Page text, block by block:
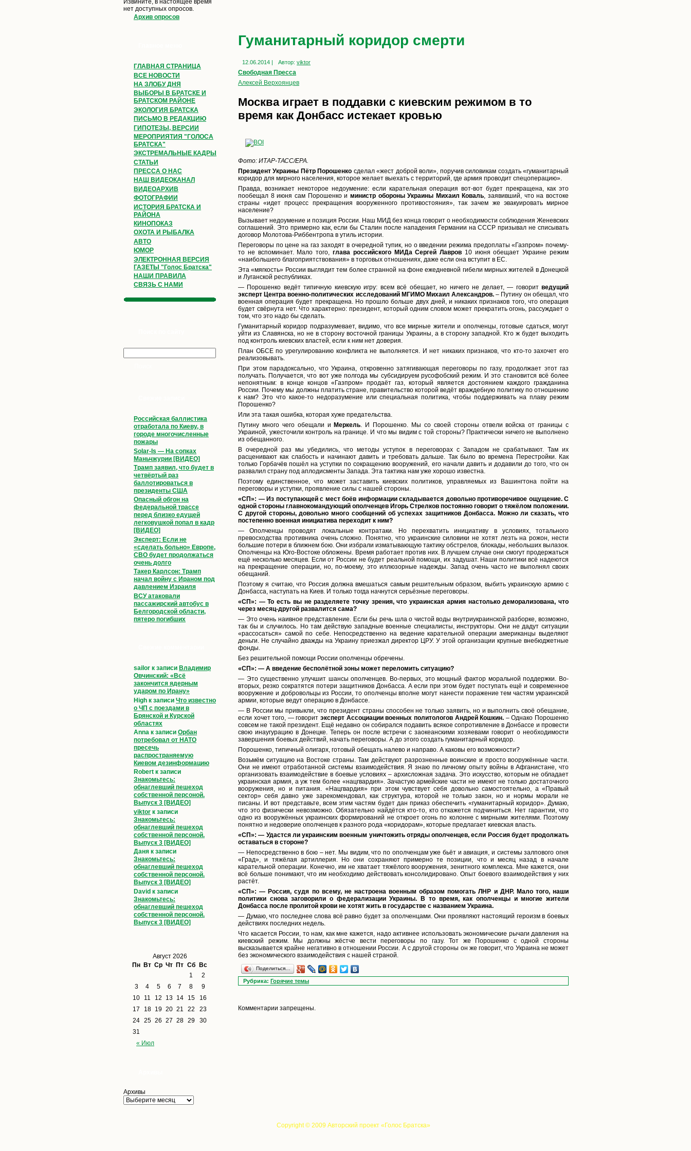
Извините, в настоящее время
нет доступных опросов.
Архив опросов
ГЛАВНАЯ СТРАНИЦА
ВСЕ НОВОСТИ
НА ЗЛОБУ ДНЯ
ВЫБОРЫ В БРАТСКЕ И
БРАТСКОМ РАЙОНЕ
ЭКОЛОГИЯ БРАТСКА
ПИСЬМО В РЕДАКЦИЮ
ГИПОТЕЗЫ, ВЕРСИИ
МЕРОПРИЯТИЯ "ГОЛОСА
БРАТСКА"
ЭКСТРЕМАЛЬНЫЕ КАДРЫ
СТАТЬИ
ПРЕССА О НАС
НАШ ВИДЕОКАНАЛ
ВИДЕОАРХИВ
ФОТОГРАФИИ
ИСТОРИЯ БРАТСКА И
РАЙОНА
КИНОПОКАЗ
ОХОТА И РЫБАЛКА
АВТО
ЮМОР
ЭЛЕКТРОННАЯ ВЕРСИЯ
ГАЗЕТЫ "Голос Братска"
НАШИ ПРАВИЛА
СВЯЗЬ С НАМИ
Российская баллистика
отработала по Киеву, в
городе многочисленные
пожары
Solar-Is — На сопках
Маньчжурии [ВИДЕО]
Трамп заявил, что будет в
четвёртый раз
баллотироваться в
президенты США
Опасный обгон на
федеральной трассе
перед близко едущей
легковушкой попал в кадр
[ВИДЕО]
Эксперт: Если не
«сделать больно» Европе,
СВО будет продолжаться
очень долго
Такер Карлсон: Трамп
начал войну с Ираном под
давлением Израиля
ВСУ атаковали
пассажирский автобус в
Белгородской области,
пятеро погибших
sailor к записи Владимир
Овчинский: «Всё
закончится ядерным
ударом по Ирану»
High к записи Что известно
о ЧП с поездами в
Брянской и Курской
областях
Anna к записи Орбан
потребовал от НАТО
пресечь
распространяемую
Киевом дезинформацию
Robert к записи
Знакомьтесь:
обнаглевший пешеход
собственной персоной.
Выпуск 3 [ВИДЕО]
viktor к записи
Знакомьтесь:
обнаглевший пешеход
собственной персоной.
Выпуск 3 [ВИДЕО]
Даня к записи
Знакомьтесь:
обнаглевший пешеход
собственной персоной.
Выпуск 3 [ВИДЕО]
David к записи
Знакомьтесь:
обнаглевший пешеход
собственной персоной.
Выпуск 3 [ВИДЕО]
Август 2026
Пн Вт Ср Чт Пт Сб Вс
« Июл
1
2
3
4 5 6 7 8
9
10
11 12 13 14 15
16
17
18 19 20 21 22
23
24 25 26 27 28 29
30
31
Архивы
Гуманитарный коридор смерти
12.06.2014 | Автор: viktor
Свободная Пресса
Алексей Верхоянцев
Москва играет в поддавки с киевским режимом в то
время как Донбасс истекает кровью
Фото: ИТАР-ТАСС/EPA.
Президент Украины Пётр Порошенко сделал «жест доброй воли», поручив силовикам создать «гуманитарный
коридор для мирного населения, которое желает выехать с территорий, где армия проводит спецоперацию».
Правда, возникает некоторое недоумение: если карательная операция вот-вот будет прекращена, как это
пообещал 8 июня сам Порошенко и министр обороны Украины Михаил Коваль, заявивший, что на востоке
страны «идет процесс прекращения вооруженного противостояния», так зачем же эвакуировать мирное
население?
Вызывает недоумение и позиция России. Наш МИД без конца говорит о необходимости соблюдения Женевских
соглашений. Это примерно как, если бы Сталин после нападения Германии на СССР призывал не списывать
договор Молотова-Риббентропа в утиль истории.
Переговоры по цене на газ заходят в очередной тупик, но о введении режима предоплаты «Газпром» почему-
то не вспоминает. Мало того, глава российского МИДа Сергей Лавров 10 июня обещает Украине режим
«наибольшего благоприятствования» в торговых отношениях, даже если она вступит в ЕС.
Эта «мягкость» России выглядит тем более странной на фоне ежедневной гибели мирных жителей в Донецкой
и Луганской республиках.
— Порошенко ведёт типичную киевскую игру: всем всё обещает, но ничего не делает, — говорит ведущий
эксперт Центра военно-политических исследований МГИМО Михаил Александров. – Путину он обещал, что
военная операция будет прекращена. Но прошло больше двух дней, и никаких признаков того, что операция
будет свёрнута нет. Что характерно: президент, который одним словом может прекратить огонь, рассуждает о
том, что это надо бы сделать.
Гуманитарный коридор подразумевает, видимо, что все мирные жители и ополченцы, готовые сдаться, могут
уйти из Славянска, но не в сторону восточной границы Украины, а в сторону западной. Кто ж будет выходить
под контроль киевских властей, если к ним нет доверия.
План ОБСЕ по урегулированию конфликта не выполняется. И нет никаких признаков, что кто-то захочет его
реализовывать.
При этом парадоксально, что Украина, откровенно затягивающая переговоры по газу, продолжает этот газ
получать. Получается, что вот уже полгода мы субсидируем русофобский режим. И это становится всё более
непонятным: в конце концов «Газпром» продаёт газ, который является достоянием каждого гражданина
России. Почему мы должны платить стране, правительство которой ведёт враждебную политику по отношению
к нам? Это что какое-то недоразумение или специальная политика, чтобы поддерживать на плаву режим
Порошенко?
Или эта такая ошибка, которая хуже предательства.
Путину много чего обещали и Меркель. И Порошенко. Мы со своей стороны отвели войска от границы с
Украиной, ужесточили контроль на границе. И что мы видим с той стороны? Практически ничего не выполнено
из обещанного.
В очередной раз мы убедились, что методы уступок в переговорах с Западом не срабатывают. Там их
расценивают как слабость и начинают давить и требовать дальше. Так было во времена Перестройки. Как
только Горбачёв пошёл на уступки по сокращению вооружений, его начали давить и додавили до того, что он
развалил страну под аплодисменты Запада. Эта тактика нам уже хорошо известна.
Поэтому единственное, что может заставить киевских политиков, управляемых из Вашингтона пойти на
переговоры и уступки, проявление силы с нашей стороны.
«СП»: — Из поступающей с мест боёв информации складывается довольно противоречивое ощущение. С
одной стороны главнокомандующий ополченцев Игорь Стрелков постоянно говорит о тяжёлом положении.
С другой стороны, довольно много сообщений об успехах защитников Донбасса. Можно ли сказать, что
постепенно военная инициатива переходит к ним?
— Ополченцы проводят локальные контратаки. Но перехватить инициативу в условиях, тотального
превосходства противника очень сложно. Понятно, что украинские силовики не хотят лезть на рожон, нести
большие потери в ближнем бою. Они избрали изматывающую тактику обстрелов, блокады, небольших вылазок.
Ополченцы на Юго-Востоке обложены. Время работает против них. В лучшем случае они смогут продержаться
ещё несколько месяцев. Если от России не будет реальной помощи, их задушат. Наши политики всё надеются
на прекращение операции, но, по-моему, это иллюзорные надежды. Запад очень часто не выполнял своих
обещаний.
Поэтому я считаю, что Россия должна вмешаться самым решительным образом, выбить украинскую армию с
Донбасса, наступать на Киев. И только тогда начнутся серьёзные переговоры.
«СП»: — То есть вы не разделяете точку зрения, что украинская армия настолько деморализована, что
через месяц-другой развалится сама?
— Это очень наивное представление. Если бы речь шла о чистой воды внутриукраинской разборке, возможно,
так бы и случилось. Но там действую западные военные специалисты, инструкторы. Они не дадут ситуации
«рассосаться» самой по себе. Непосредственно на ведение карательной операции американцы выделяют
деньги. Не случайно дважды на Украину приезжал директор ЦРУ. У этой организации крупные внебюджетные
фонды.
Без решительной помощи России ополченцы обречены.
«СП»: — А введение бесполётной зоны может переломить ситуацию?
— Это существенно улучшит шансы ополченцев. Во-первых, это мощный фактор моральной поддержки. Во-
вторых, резко сократятся потери защитников Донбасса. А если при этом будет поступать ещё и современное
вооружение и добровольцы из России, то ополченцы вполне могут нанести поражение тем частям украинской
армии, которые ведут операцию в Донбассе.
— В России мы привыкли, что президент страны способен не только заявить, но и выполнить своё обещание,
если хочет того, — говоритэксперт Ассоциации военных политологов Андрей Кошкин. – Однако Порошенко
совсем не такой президент. Ещё недавно он собирался подавить всякое сопротивление в Донбассе и провести
свою инаугурацию в Донецке. Теперь он после встречи с заокеанскими хозяевами говорит о необходимости
завершения боевых действий, начать переговоры. А до этого создать гуманитарный коридор.
Порошенко, типичный олигарх, готовый обещать налево и направо. А каковы его возможности?
Возьмём ситуацию на Востоке страны. Там действуют разрозненные воинские и просто вооружённые части.
Они не имеют отработанной системы взаимодействия. Я знаю по личному опыту войны в Афганистане, что
организовать взаимодействие в боевые условиях – архисложная задача. Это искусство, которым не обладает
украинская армия, а уж тем более «нацгвардия». Зачастую армейские части не имеют не только достаточного
вооружения, но и питания. «Нацгвардия» при этом чувствует себя довольно самостоятельно, а «Правый
сектор» себя давно уже зарекомендовал, как структура, которой не только закон, но и нормы морали не
писаны. И вот представьте, всем этим частям будет дан приказ обеспечить «гуманитарный коридор». Думаю,
что это физически невозможно. Обязательно найдётся кто-то, кто откажется подчиниться. Нет гарантии, что
одно из вооружённых украинских формирований не откроет огонь по колонне с мирными жителями. Поэтому
понятно и недоверие ополченцев к разного рода «коридорам», которые предлагает киевская власть.
«СП»: — Удастся ли украинским военным уничтожить отряды ополченцев, если Россия будет продолжать
оставаться в стороне?
— Непосредственно в бою – нет. Мы видим, что по ополченцам уже бьёт и авиация, и системы залпового огня
«Град», и тяжёлая артиллерия. Но они сохраняют примерно те позиции, что и месяц назад в начале
карательной операции. Конечно, им не хватает тяжёлого вооружения, зенитного комплекса. Мне кажется, они
всё больше понимают, что им необходимо действовать консолидировано. Опыт боевого взаимодействия у них
растёт.
«СП»: — Россия, судя по всему, не настроена военным образом помогать ЛНР и ДНР. Мало того, наши
политики снова заговорили о федерализации Украины. В то время, как ополченцы и многие жители
Донбасса после пролитой крови не хотят жить в государстве с названием Украина.
— Думаю, что последнее слова всё равно будет за ополченцами. Они проявляют настоящий героизм в боевых
действиях последних недель.
Что касается России, то нам, как мне кажется, надо активнее использовать экономические рычаги давления на
киевский режим. Мы должны жёстче вести переговоры по газу. Тот же Порошенко с одной стороны
высказывается крайне негативно в отношении России. А с другой стороны он же говорит, что Украина не может
без экономического взаимодействия с нашей страной.
Поделиться…
Рубрика: Горячие темы
Комментарии запрещены.
Copyright © 2009 Авторский проект «Голос Братска»